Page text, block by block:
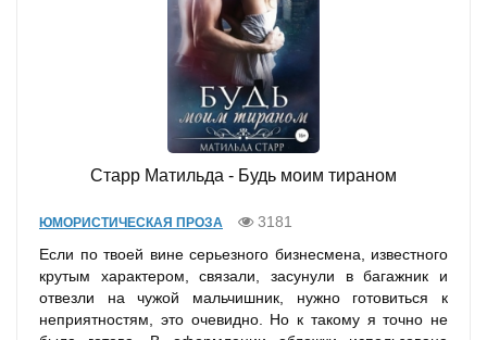
Старр Матильда - Будь моим тираном
ЮМОРИСТИЧЕСКАЯ ПРОЗА
3181
Если по твоей вине серьезного бизнесмена, известного
крутым характером, связали, засунули в багажник и
отвезли на чужой мальчишник, нужно готовиться к
неприятностям, это очевидно. Но к такому я точно не